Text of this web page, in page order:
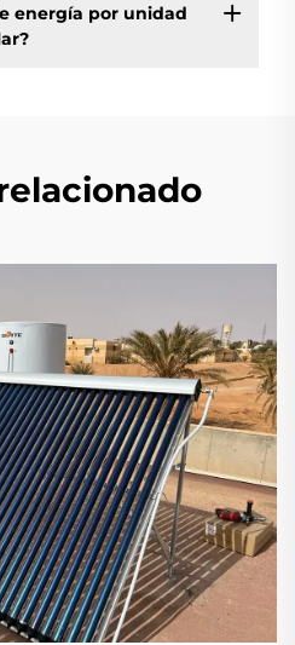
energía por unidad